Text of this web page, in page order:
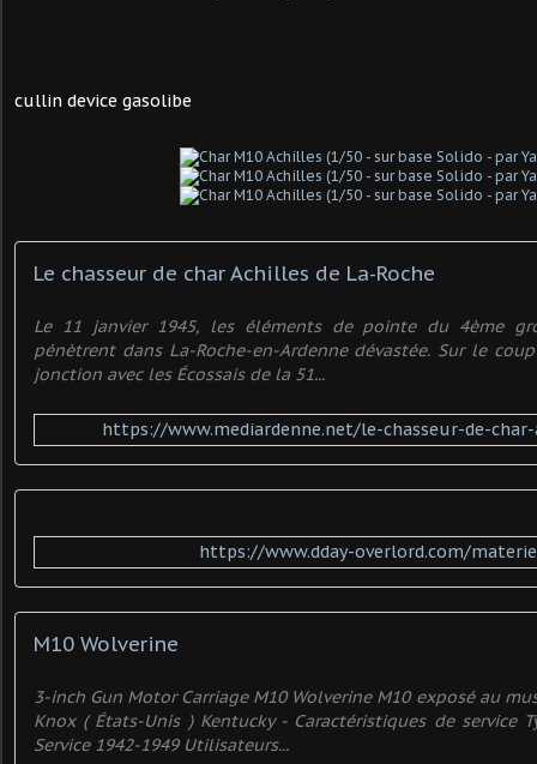
cullin device gasolibe
Le chasseur de char Achilles de La-Roche
Le 11 janvier 1945, les éléments de pointe du 4ème
pénètrent dans La-Roche-en-Ardenne dévastée. Sur le
jonction avec les Écossais de la 51...
https://www.mediardenne.net/le-chasseur-de-
https://www.dday-overlord.com/
M10 Wolverine
3-inch Gun Motor Carriage M10 Wolverine M10 exposé au
Knox ( États-Unis ) Kentucky - Caractéristiques de service
Service 1942-1949 Utilisateurs...